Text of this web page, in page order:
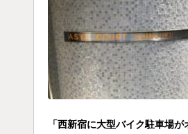
「西新宿に大型バイク駐車場が